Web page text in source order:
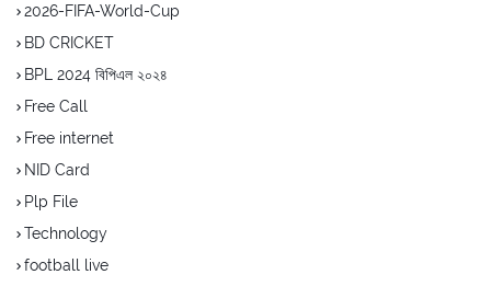
2026-FIFA-World-Cup
BD CRICKET
BPL 2024 বিপিএল ২০২৪
Free Call
Free internet
NID Card
Plp File
Technology
football live